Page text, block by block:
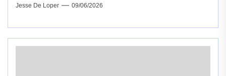
Jesse De Loper 09/06/2026